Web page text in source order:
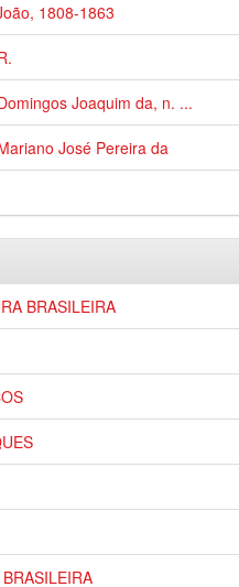
1808-1863
Joaquim da, n. ...
José Pereira da
BRASILEIRA